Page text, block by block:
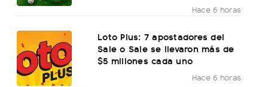
Hace 6 horas
Loto Plus: 7 apostadores del
Sale o Sale se llevaron más de
$5 millones cada uno
Hace 6 horas